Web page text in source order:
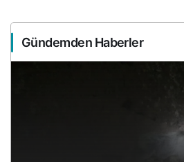
Gündemden Haberler